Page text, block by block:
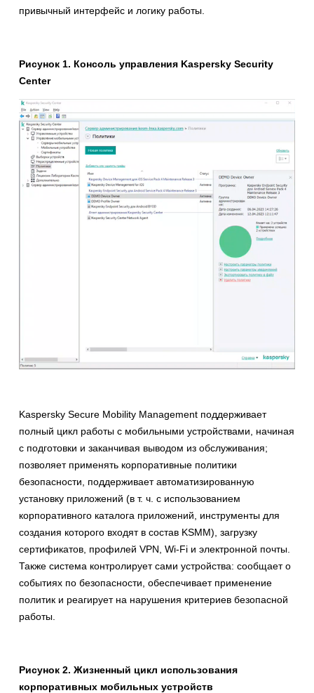
привычный интерфейс и логику работы.
Рисунок 1. Консоль управления Kaspersky Security
Center
Kaspersky Secure Mobility Management поддерживает
полный цикл работы с мобильными устройствами, начиная
с подготовки и заканчивая выводом из обслуживания;
позволяет применять корпоративные политики
безопасности, поддерживает автоматизированную
установку приложений (в т. ч. с использованием
корпоративного каталога приложений, инструменты для
создания которого входят в состав KSMM), загрузку
сертификатов, профилей VPN, Wi-Fi и электронной почты.
Также система контролирует сами устройства: сообщает о
событиях по безопасности, обеспечивает применение
политик и реагирует на нарушения критериев безопасной
работы.
Рисунок 2. Жизненный цикл использования
корпоративных мобильных устройств